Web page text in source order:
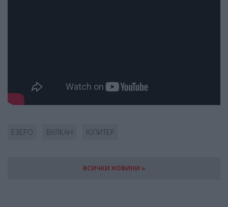
ЕЗЕРО ВУЛКАН ЮПИТЕР
ВСИЧКИ НОВИНИ »